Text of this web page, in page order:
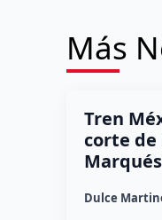
Más
Tren
corte de
Dulce